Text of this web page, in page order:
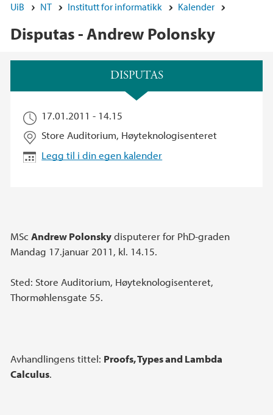
UiB NT Institutt for informatikk Kalender
Disputas - Andrew Polonsky
DISPUTAS
17.01.2011 - 14.15
Store Auditorium, Høyteknologisenteret
Legg til i din egen kalender
MSc Andrew Polonskydisputerer for PhD-graden
Mandag 17.januar 2011, kl. 14.15.
Sted: Store Auditorium, Høyteknologisenteret,
Thormøhlensgate 55.
Avhandlingens tittel: Proofs, Types and Lambda
Calculus.